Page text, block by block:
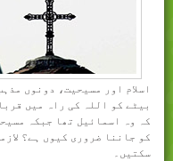
اسلام اور مسیحیت، دونوں
بیٹے کو اللہ کی راہ میں
کہ وہ اسمائیل تھا جبکہ
کو جاننا ضروری کیوں ہے؟
سکتیں۔